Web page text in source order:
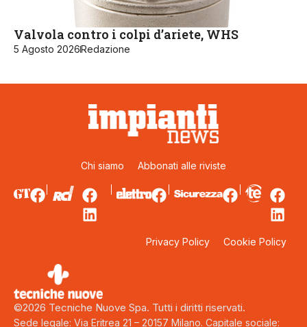
Valvola contro i colpi d’ariete, WHS
5 Agosto 2026Redazione
Chi siamo Abbonati alle riviste
Privacy Policy Cookie Policy
©2026 Tecniche Nuove Spa. Tutti i diritti riservati.
Sede legale: Via Eritrea 21 – 20157 Milano. Capitale sociale: